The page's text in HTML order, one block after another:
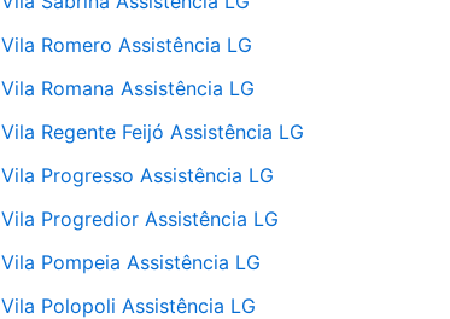
Vila Romero Assistência LG
Vila Romana Assistência LG
Vila Regente Feijó Assistência LG
Vila Progresso Assistência LG
Vila Progredior Assistência LG
Vila Pompeia Assistência LG
Vila Polopoli Assistência LG